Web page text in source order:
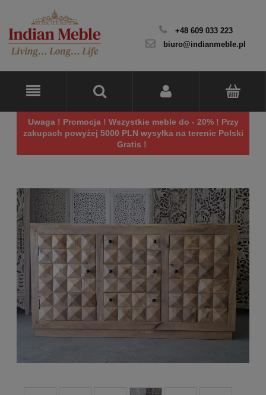
+48 609 033 223
biuro@indianmeble.pl
Uwaga ! Promocja ! Wszystkie meble do - 20% ! Przy
zakupach powyżej 5000 PLN wysyłka na terenie Polski
Gratis !